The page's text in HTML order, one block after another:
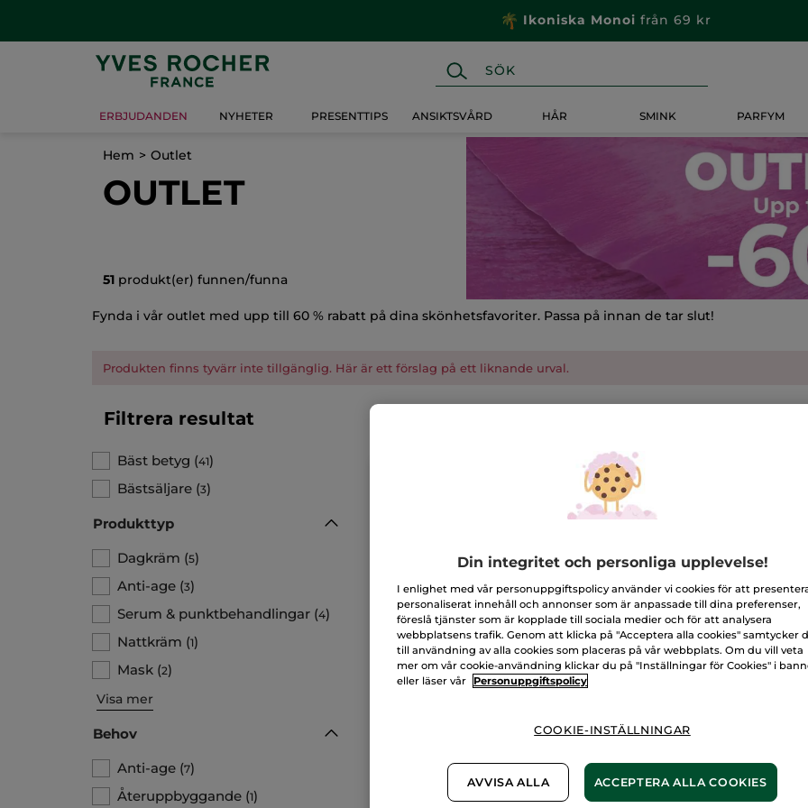
Ikoniska Monoi från 69 kr
ERBJUDANDEN NYHETER PRESENTTIPS ANSIKTSVÅRD HÅR SMINK PARFYM
Hem Outlet
OUTLET
51 produkt(er) funnen/funna
Fynda i vår outlet med upp till 60 % rabatt på dina skönhetsfavoriter. Passa på innan de tar slut!
Produkten finns tyvärr inte tillgänglig. Här är ett förslag på ett liknande urval.
Filtrera resultat
Bäst betyg (41)
Bästsäljare (3)
Produkttyp
Dagkräm (5)
Anti-age (3)
Serum & punktbehandlingar (4)
Nattkräm (1)
Mask (2)
Visa mer
Behov
Anti-age (7)
Återuppbyggande (1)
Day Care All Skin
Types
188,00 Kr 469,00 Kr
Fuktserum - Hydra
Végétal
180,00 Kr 449,00 Kr
Din integritet och personliga upplevelse!
I enlighet med vår personuppgiftspolicy använder vi cookies för att
personaliserat innehåll och annonser som är anpassade till dina preferenser,
föreslå tjänster som är kopplade till sociala medier och för att analysera
webbplatsens trafik. Genom att klicka på "Acceptera alla cookies" samtycker
till användning av alla cookies som placeras på vår webbplats. Om du vill veta
mer om vår cookie-användning klickar du på "Inställningar för Cookies" i
eller läser vår
Personuppgiftspolicy
COOKIE-INSTÄLLNINGAR
AVVISA ALLA ACCEPTERA ALLA COOKIES